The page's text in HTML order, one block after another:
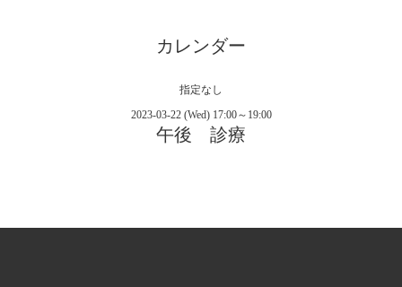
カレンダー
指定なし
2023-03-22 (Wed) 17:00～19:00
午後 診療